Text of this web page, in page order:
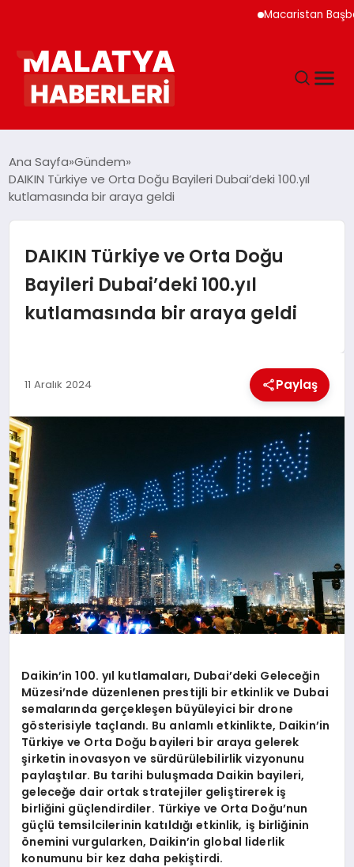
Macaristan
GÜNDEM
DÜNYA
EĞITIM
MAGAZIN
SAĞLIK
SIYASET
SPOR
TEKNOLOJI
Ana Sayfa Gündem
DAIKIN Türkiye ve Orta Doğu Bayileri Dubai’deki 100.yıl
kutlamasında bir araya geldi
DAIKIN Türkiye ve Orta Doğu
Bayileri Dubai’deki 100.yıl
kutlamasında bir araya geldi
11 Aralık 2024 Paylaş
Daikin’in 100. yıl kutlamaları, Dubai’deki Geleceğin
Müzesi’nde düzenlenen prestijli bir etkinlik ve Dubai
semalarında gerçekleşen büyüleyici bir drone
gösterisiyle taçlandı. Bu anlamlı etkinlikte, Daikin’in
Türkiye ve Orta Doğu bayileri bir araya gelerek
şirketin inovasyon ve sürdürülebilirlik vizyonunu
paylaştılar. Bu tarihi buluşmada Daikin bayileri,
geleceğe dair ortak stratejiler geliştirerek iş
birliğini güçlendirdiler. Türkiye ve Orta Doğu’nun
güçlü temsilcilerinin katıldığı etkinlik, iş birliğinin
önemini vurgularken, Daikin’in global liderlik
konumunu bir kez daha pekiştirdi.